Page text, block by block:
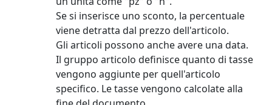
Se si inserisce uno sconto, la percentuale
viene detratta dal prezzo dell'articolo.
Gli articoli possono anche avere una data.
Il gruppo articolo definisce quanto di tasse
vengono aggiunte per quell'articolo
specifico. Le tasse vengono calcolate alla